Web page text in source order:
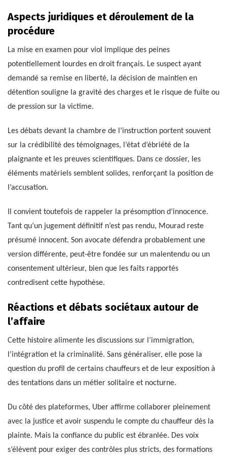
Aspects juridiques et déroulement de la
procédure
La mise en examen pour viol implique des peines
potentiellement lourdes en droit français. Le suspect ayant
demandé sa remise en liberté, la décision de maintien en
détention souligne la gravité des charges et le risque de fuite ou
de pression sur la victime.
Les débats devant la chambre de l’instruction portent souvent
sur la crédibilité des témoignages, l’état d’ébriété de la
plaignante et les preuves scientifiques. Dans ce dossier, les
éléments matériels semblent solides, renforçant la position de
l’accusation.
Il convient toutefois de rappeler la présomption d’innocence.
Tant qu’un jugement définitif n’est pas rendu, Mourad reste
présumé innocent. Son avocate défendra probablement une
version différente, peut-être fondée sur un malentendu ou un
consentement ultérieur, bien que les faits rapportés
contredisent cette hypothèse.
Réactions et débats sociétaux autour de
l’affaire
Cette histoire alimente les discussions sur l’immigration,
l’intégration et la criminalité. Sans généraliser, elle pose la
question du profil de certains chauffeurs et de leur exposition à
des tentations dans un métier solitaire et nocturne.
Du côté des plateformes, Uber affirme collaborer pleinement
avec la justice et avoir suspendu le compte du chauffeur dès la
plainte. Mais la confiance du public est ébranlée. Des voix
s’élèvent pour exiger des contrôles plus stricts, des formations